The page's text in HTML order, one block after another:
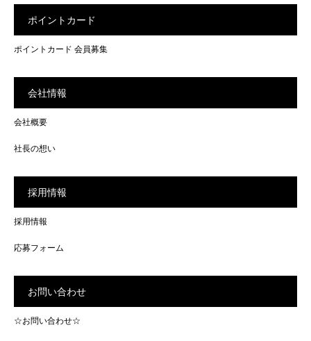
ポイントカード
ポイントカード 会員募集
会社情報
会社概要
社長の想い
採用情報
採用情報
応募フォーム
お問い合わせ
☆お問い合わせ☆